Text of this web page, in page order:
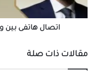
اتصال هاتفى بين
مقالات ذات صلة